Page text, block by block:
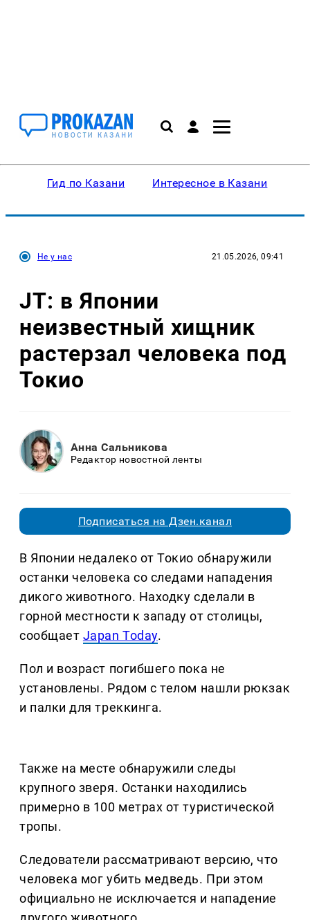
Гид по Казани Интересное в Казани
Не у нас 21.05.2026, 09:41
JT: в Японии
неизвестный хищник
растерзал человека под
Токио
Анна Сальникова
Редактор новостной ленты
Подписаться на Дзен.канал
В Японии недалеко от Токио обнаружили
останки человека со следами нападения
дикого животного. Находку сделали в
горной местности к западу от столицы,
сообщает Japan Today.
Пол и возраст погибшего пока не
установлены. Рядом с телом нашли рюкзак
и палки для треккинга.
Также на месте обнаружили следы
крупного зверя. Останки находились
примерно в 100 метрах от туристической
тропы.
Следователи рассматривают версию, что
человека мог убить медведь. При этом
официально не исключается и нападение